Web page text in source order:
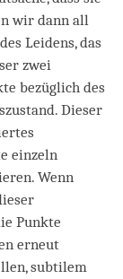
wir dann all
Leidens, das
zwei
bezüglich des
Dieser
einzeln
Wenn
Punkte
erneut
subtilem